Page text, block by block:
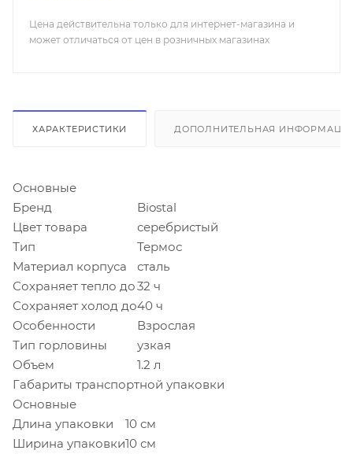
Цена действительна только для интернет-магазина и
может отличаться от цен в розничных магазинах
ХАРАКТЕРИСТИКИ ДОПОЛНИТЕЛЬНАЯ
Основные
Бренд
Biostal
Цвет товара
серебристый
Тип
Термос
Материал корпуса
сталь
Сохраняет тепло до32 ч
Сохраняет холод до40 ч
Особенности
Взрослая
Тип горловины
узкая
Объем
1.2 л
Габариты транспортной упаковки
Основные
Длина упаковки
10 см
Ширина упаковки10 см